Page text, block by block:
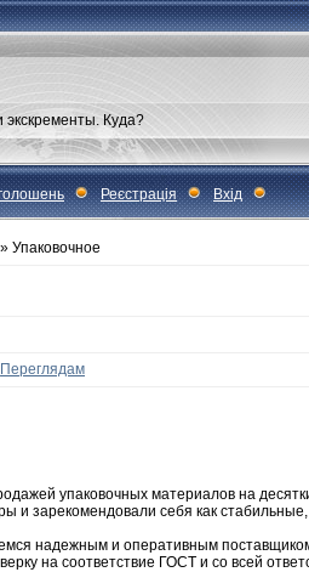
экскременты. Куда?
Реєстрація Вхід
» Упаковочное
Переглядам
упаковочных материалов на
и зарекомендовали себя как
надежным и оперативным
на соответствие ГОСТ и со всей